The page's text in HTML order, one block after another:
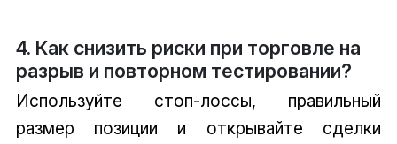
4. Как снизить риски при торговле на
разрыв и повторном тестировании?
Используйте стоп-лоссы, правильный
размер позиции и открывайте сделки